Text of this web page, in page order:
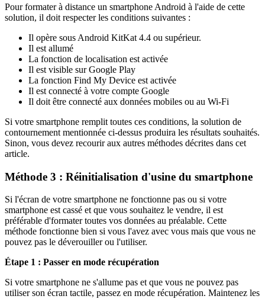
Pour formater à distance un smartphone Android à l'aide de cette
solution, il doit respecter les conditions suivantes :
Il opère sous Android KitKat 4.4 ou supérieur.
Il est allumé
La fonction de localisation est activée
Il est visible sur Google Play
La fonction Find My Device est activée
Il est connecté à votre compte Google
Il doit être connecté aux données mobiles ou au Wi-Fi
Si votre smartphone remplit toutes ces conditions, la solution de
contournement mentionnée ci-dessus produira les résultats souhaités.
Sinon, vous devez recourir aux autres méthodes décrites dans cet
article.
Méthode 3 : Réinitialisation d'usine du smartphone
Si l'écran de votre smartphone ne fonctionne pas ou si votre
smartphone est cassé et que vous souhaitez le vendre, il est
préférable d'formater toutes vos données au préalable. Cette
méthode fonctionne bien si vous l'avez avec vous mais que vous ne
pouvez pas le déverouiller ou l'utiliser.
Étape 1 : Passer en mode récupération
Si votre smartphone ne s'allume pas et que vous ne pouvez pas
utiliser son écran tactile, passez en mode récupération. Maintenez les